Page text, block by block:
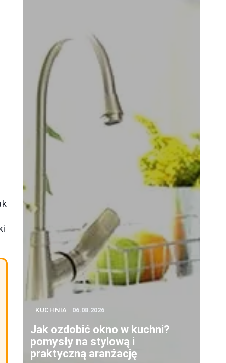
KUCHNIA 06.08.2026
Jak ozdobić okno w kuchni?
pomysły na stylową i
praktyczną aranżację